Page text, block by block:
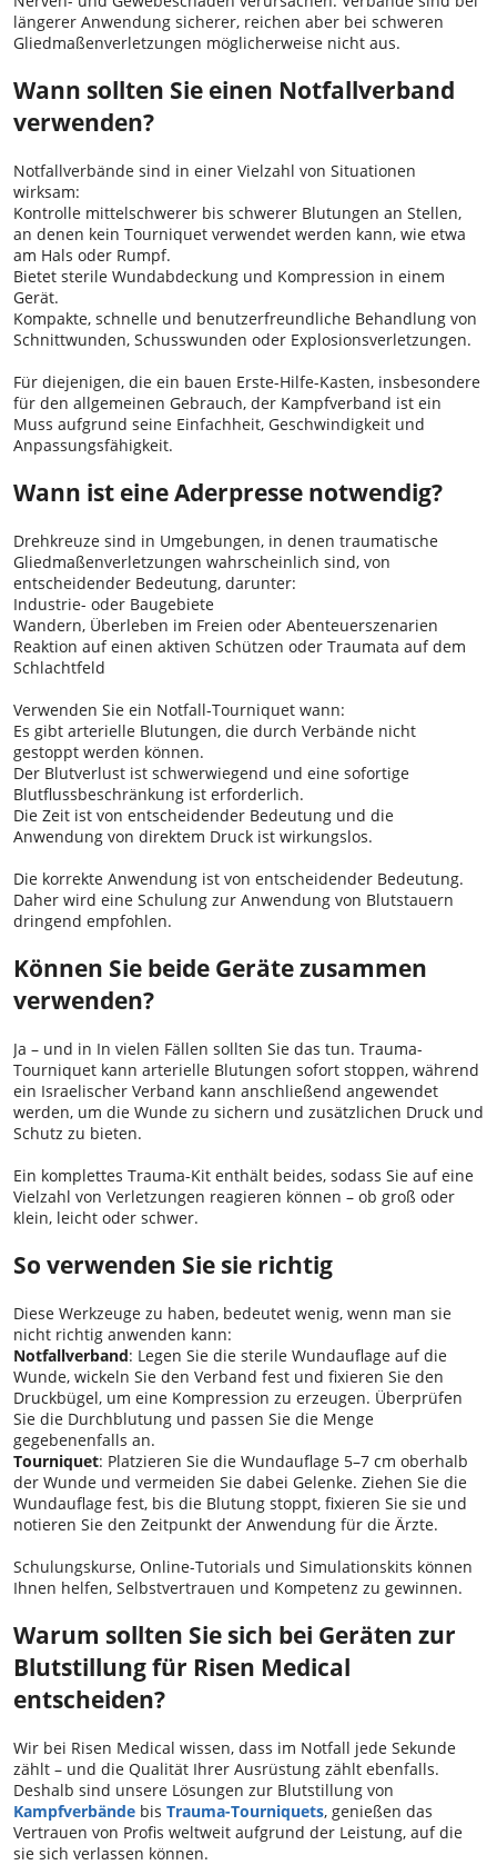
längerer Anwendung sicherer, reichen aber bei schweren
Gliedmaßenverletzungen möglicherweise nicht aus.
Wann sollten Sie einen Notfallverband
verwenden?
Notfallverbände sind in einer Vielzahl von Situationen
wirksam:
Kontrolle mittelschwerer bis schwerer Blutungen an Stellen,
an denen kein Tourniquet verwendet werden kann, wie etwa
am Hals oder Rumpf.
Bietet sterile Wundabdeckung und Kompression in einem
Gerät.
Kompakte, schnelle und benutzerfreundliche Behandlung von
Schnittwunden, Schusswunden oder Explosionsverletzungen.
Für diejenigen, die ein bauen Erste-Hilfe-Kasten, insbesondere
für den allgemeinen Gebrauch, der Kampfverband ist ein
Muss aufgrund seine Einfachheit, Geschwindigkeit und
Anpassungsfähigkeit.
Wann ist eine Aderpresse notwendig?
Drehkreuze sind in Umgebungen, in denen traumatische
Gliedmaßenverletzungen wahrscheinlich sind, von
entscheidender Bedeutung, darunter:
Industrie- oder Baugebiete
Wandern, Überleben im Freien oder Abenteuerszenarien
Reaktion auf einen aktiven Schützen oder Traumata auf dem
Schlachtfeld
Verwenden Sie ein Notfall-Tourniquet wann:
Es gibt arterielle Blutungen, die durch Verbände nicht
gestoppt werden können.
Der Blutverlust ist schwerwiegend und eine sofortige
Blutflussbeschränkung ist erforderlich.
Die Zeit ist von entscheidender Bedeutung und die
Anwendung von direktem Druck ist wirkungslos.
Die korrekte Anwendung ist von entscheidender Bedeutung.
Daher wird eine Schulung zur Anwendung von Blutstauern
dringend empfohlen.
Können Sie beide Geräte zusammen
verwenden?
Ja – und in In vielen Fällen sollten Sie das tun. Trauma-
Tourniquet kann arterielle Blutungen sofort stoppen, während
ein Israelischer Verband kann anschließend angewendet
werden, um die Wunde zu sichern und zusätzlichen Druck und
Schutz zu bieten.
Ein komplettes Trauma-Kit enthält beides, sodass Sie auf eine
Vielzahl von Verletzungen reagieren können – ob groß oder
klein, leicht oder schwer.
So verwenden Sie sie richtig
Diese Werkzeuge zu haben, bedeutet wenig, wenn man sie
nicht richtig anwenden kann:
Notfallverband: Legen Sie die sterile Wundauflage auf die
Wunde, wickeln Sie den Verband fest und fixieren Sie den
Druckbügel, um eine Kompression zu erzeugen. Überprüfen
Sie die Durchblutung und passen Sie die Menge
gegebenenfalls an.
Tourniquet: Platzieren Sie die Wundauflage 5–7 cm oberhalb
der Wunde und vermeiden Sie dabei Gelenke. Ziehen Sie die
Wundauflage fest, bis die Blutung stoppt, fixieren Sie sie und
notieren Sie den Zeitpunkt der Anwendung für die Ärzte.
Schulungskurse, Online-Tutorials und Simulationskits können
Ihnen helfen, Selbstvertrauen und Kompetenz zu gewinnen.
Warum sollten Sie sich bei Geräten zur
Blutstillung für Risen Medical
entscheiden?
Wir bei Risen Medical wissen, dass im Notfall jede Sekunde
zählt – und die Qualität Ihrer Ausrüstung zählt ebenfalls.
Deshalb sind unsere Lösungen zur Blutstillung von
Kampfverbände bis Trauma-Tourniquets, genießen das
Vertrauen von Profis weltweit aufgrund der Leistung, auf die
sie sich verlassen können.